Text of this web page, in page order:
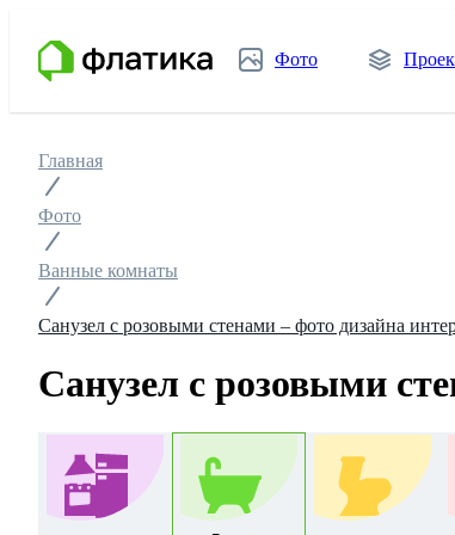
Фото
Главная
Фото
Ванные комнаты
Санузел с розовыми стенами – фото дизайна
Санузел с розовыми